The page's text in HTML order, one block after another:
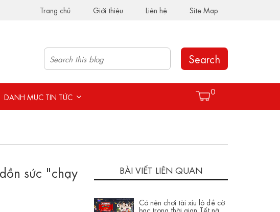
Trang chủ Giới thiệu Liên hệ Site Map
Search
DANH MỤC TIN TỨC
0
sức "chạy
BÀI VIẾT LIÊN QUAN
Có nên chơi tài xỉu lô đề cờ
bạc trong thời gian Tết này